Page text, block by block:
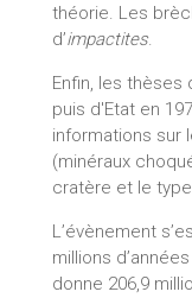
théorie. Les
d’impactites.
Enfin, les thèses
puis d'Etat en
informations sur
(minéraux
cratère et le
L’évènement
millions
donne 206,9